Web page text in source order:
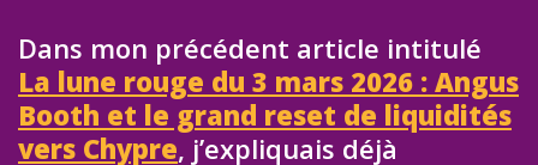
Dans mon précédent article intitulé
La lune rouge du 3 mars 2026 : Angus
Booth et le grand reset de liquidités
vers Chypre, j’expliquais déjà